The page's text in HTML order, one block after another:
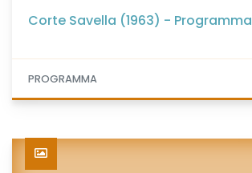
Corte Savella (1963) - Programma
PROGRAMMA